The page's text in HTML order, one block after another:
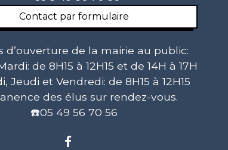
Contact par formulaire
d’ouverture de la mairie au public:
de 8H15 à 12H15 et de 14H à 17H
Jeudi et Vendredi: de 8H15 à 12H15
des élus sur rendez-vous.
☎️05 49 56 70 56